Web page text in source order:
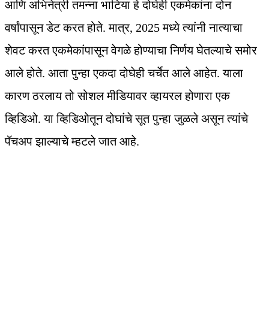
आणि अभिनेत्री तमन्ना भाटिया हे दोघेही एकमेकांना दोन
वर्षांपासून डेट करत होते. मात्र, 2025 मध्ये त्यांनी नात्याचा
शेवट करत एकमेकांपासून वेगळे होण्याचा निर्णय घेतल्याचे समोर
आले होते. आता पुन्हा एकदा दोघेही चर्चेत आले आहेत. याला
कारण ठरलाय तो सोशल मीडियावर व्हायरल होणारा एक
व्हिडिओ. या व्हिडिओतून दोघांचे सूत पुन्हा जुळले असून त्यांचे
पॅचअप झाल्याचे म्हटले जात आहे.